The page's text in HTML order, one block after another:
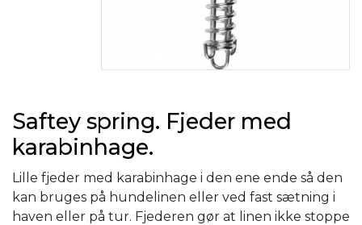
Saftey spring. Fjeder med
karabinhage.
Lille fjeder med karabinhage i den ene ende så den
kan bruges på hundelinen eller ved fast sætning i
haven eller på tur. Fjederen gør at linen ikke stoppe